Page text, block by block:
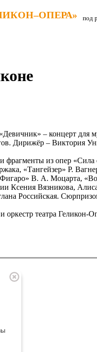
под
– концерт
Дирижёр – Виктория
и фрагменты из опер
«Тангейзер» Р.
Фигаро» В. А. Моцарта,
Ксения Вязникова,
Российская.
оркестр театра Геликон-